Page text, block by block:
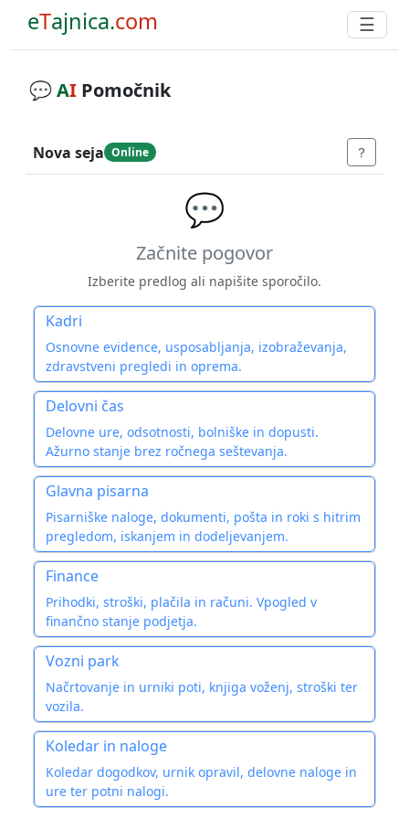
eTajnica.com ☰
💬 AI Pomočnik
Nova seja Online
💬
Začnite pogovor
Izberite predlog ali napišite sporočilo.
Kadri
Osnovne evidence, usposabljanja, izobraževanja,
zdravstveni pregledi in oprema.
Delovni čas
Delovne ure, odsotnosti, bolniške in dopusti.
Ažurno stanje brez ročnega seštevanja.
Glavna pisarna
Pisarniške naloge, dokumenti, pošta in roki s hitrim
pregledom, iskanjem in dodeljevanjem.
Finance
Prihodki, stroški, plačila in računi. Vpogled v
finančno stanje podjetja.
Vozni park
Načrtovanje in urniki poti, knjiga voženj, stroški ter
vozila.
Koledar in naloge
Koledar dogodkov, urnik opravil, delovne naloge in
ure ter potni nalogi.